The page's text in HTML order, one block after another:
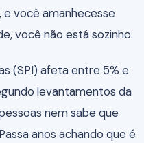
e você amanhecesse
você não está sozinho.
(SPI) afeta entre 5% e
levantamentos da
nem sabe que
anos achando que é